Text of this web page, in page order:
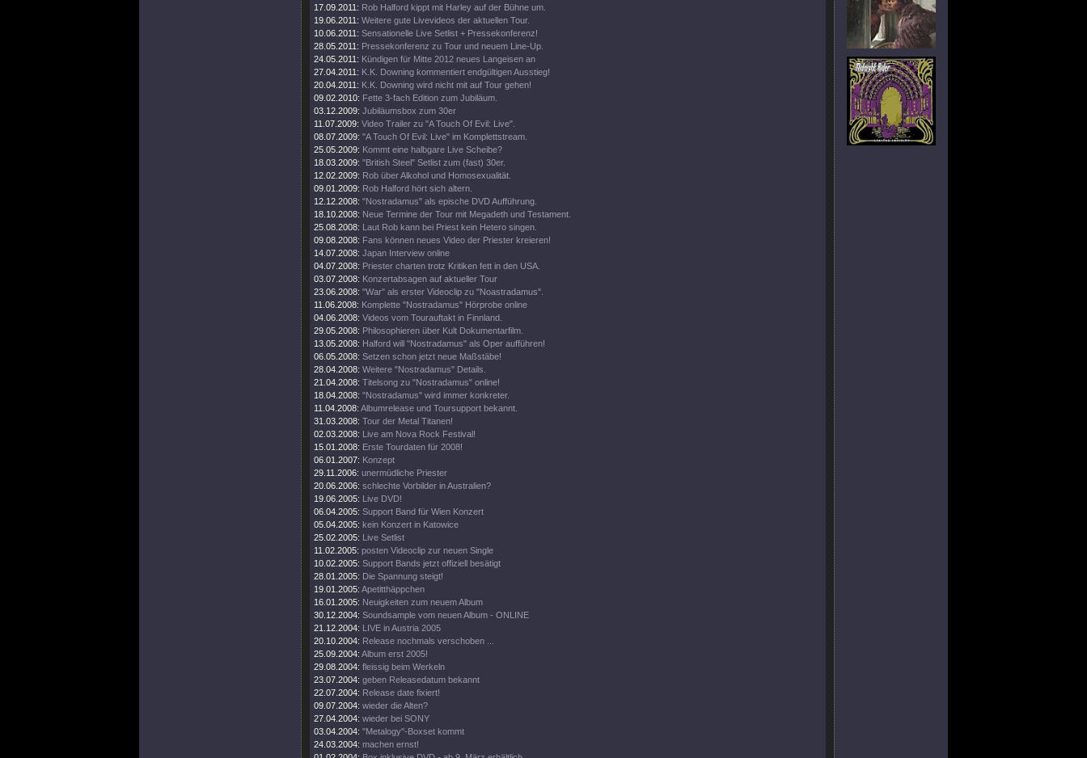
17.09.2011: Rob Halford kippt mit Harley auf der Bühne um.
19.06.2011: Weitere gute Livevideos der aktuellen Tour.
10.06.2011: Sensationelle Live Setlist + Pressekonferenz!
28.05.2011: Pressekonferenz zu Tour und neuem Line-Up.
24.05.2011: Kündigen für Mitte 2012 neues Langeisen an
27.04.2011: K.K. Downing kommentiert endgültigen Ausstieg!
20.04.2011: K.K. Downing wird nicht mit auf Tour gehen!
09.02.2010: Fette 3-fach Edition zum Jubiläum.
03.12.2009: Jubiläumsbox zum 30er
11.07.2009: Video Trailer zu "A Touch Of Evil: Live".
08.07.2009: "A Touch Of Evil: Live" im Komplettstream.
25.05.2009: Kommt eine halbgare Live Scheibe?
18.03.2009: "British Steel" Setlist zum (fast) 30er.
12.02.2009: Rob über Alkohol und Homosexualität.
09.01.2009: Rob Halford hört sich altern.
12.12.2008: "Nostradamus" als epische DVD Aufführung.
18.10.2008: Neue Termine der Tour mit Megadeth und Testament.
25.08.2008: Laut Rob kann bei Priest kein Hetero singen.
09.08.2008: Fans können neues Video der Priester kreieren!
14.07.2008: Japan Interview online
04.07.2008: Priester charten trotz Kritiken fett in den USA.
03.07.2008: Konzertabsagen auf aktueller Tour
23.06.2008: "War" als erster Videoclip zu "Noastradamus".
11.06.2008: Komplette "Nostradamus" Hörprobe online
04.06.2008: Videos vom Tourauftakt in Finnland.
29.05.2008: Philosophieren über Kult Dokumentarfilm.
13.05.2008: Halford will "Nostradamus" als Oper aufführen!
06.05.2008: Setzen schon jetzt neue Maßstäbe!
28.04.2008: Weitere "Nostradamus" Details.
21.04.2008: Titelsong zu "Nostradamus" online!
18.04.2008: "Nostradamus" wird immer konkreter.
11.04.2008: Albumrelease und Toursupport bekannt.
31.03.2008: Tour der Metal Titanen!
02.03.2008: Live am Nova Rock Festival!
15.01.2008: Erste Tourdaten für 2008!
06.01.2007: Konzept
29.11.2006: unermüdliche Priester
20.06.2006: schlechte Vorbilder in Australien?
19.06.2005: Live DVD!
06.04.2005: Support Band für Wien Konzert
05.04.2005: kein Konzert in Katowice
25.02.2005: Live Setlist
11.02.2005: posten Videoclip zur neuen Single
10.02.2005: Support Bands jetzt offiziell besätigt
28.01.2005: Die Spannung steigt!
19.01.2005: Apetitthäppchen
16.01.2005: Neuigkeiten zum neuem Album
30.12.2004: Soundsample vom neuen Album - ONLINE
21.12.2004: LIVE in Austria 2005
20.10.2004: Release nochmals verschoben ...
25.09.2004: Album erst 2005!
29.08.2004: fleissig beim Werkeln
23.07.2004: geben Releasedatum bekannt
22.07.2004: Release date fixiert!
09.07.2004: wieder die Alten?
27.04.2004: wieder bei SONY
03.04.2004: "Metalogy"-Boxset kommt
24.03.2004: machen ernst!